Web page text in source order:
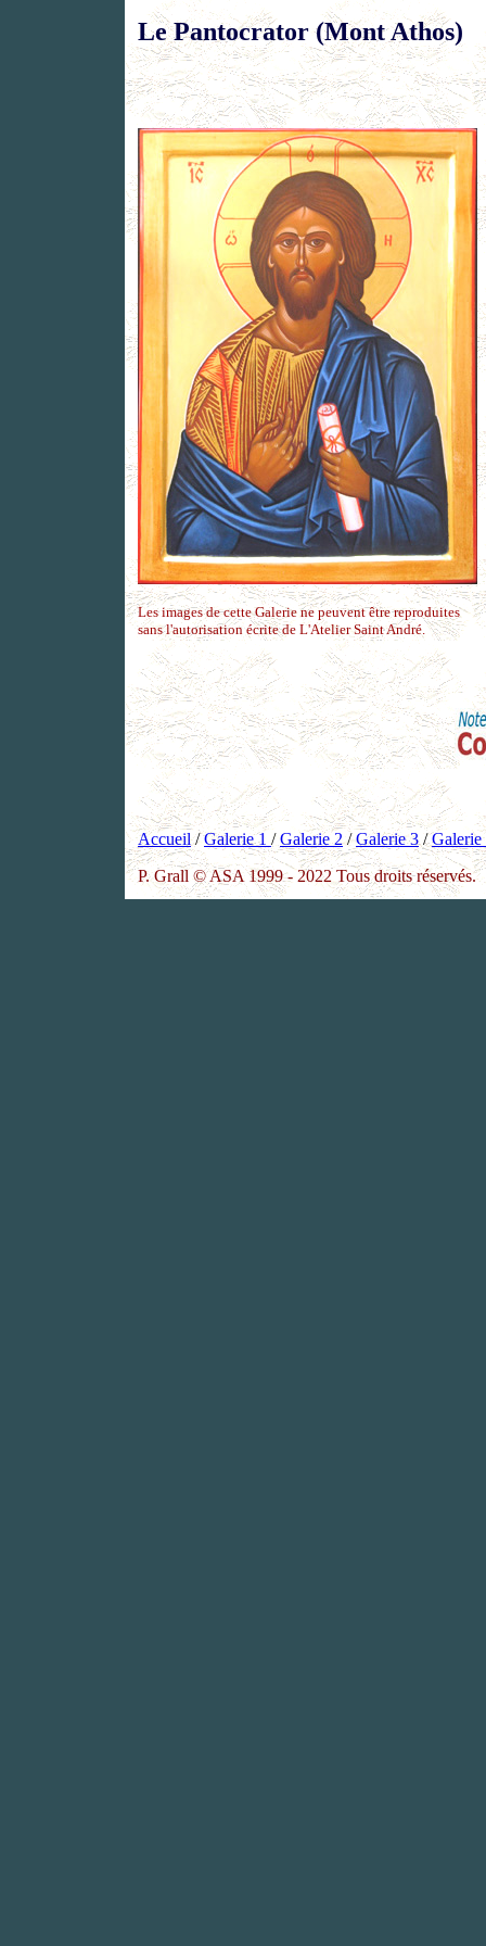
Le Pantocrator (Mont Athos)
Les images de cette Galerie ne peuvent être reproduites
sans l'autorisation écrite de L'Atelier Saint André.
Accueil/Galerie 1 /Galerie 2/Galerie 3/Galerie
P. Grall © ASA 1999 - 2022 Tous droits réservés.